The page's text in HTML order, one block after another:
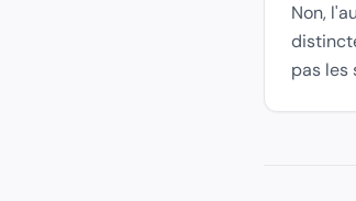
Non,
pas les